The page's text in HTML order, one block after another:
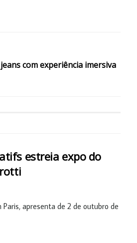
com experiência imersiva
estreia expo do
apresenta de 2 de outubro de